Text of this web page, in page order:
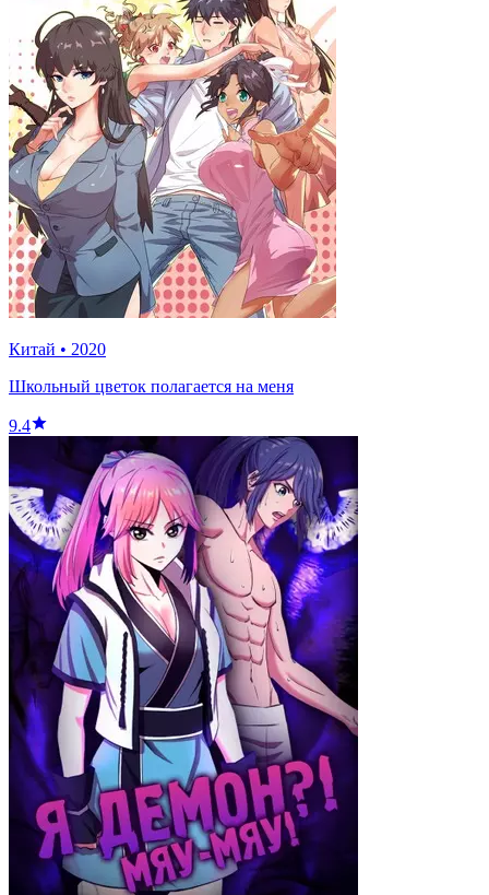
Китай • 2020
Школьный цветок полагается на меня
9.4